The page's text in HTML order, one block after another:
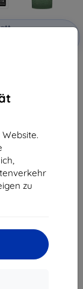
zu
Protection
Hybrid Schutzglas
10,90 €
€
«